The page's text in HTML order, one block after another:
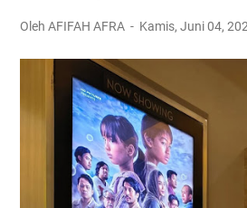
Oleh AFIFAH AFRA Kamis, Juni 04,